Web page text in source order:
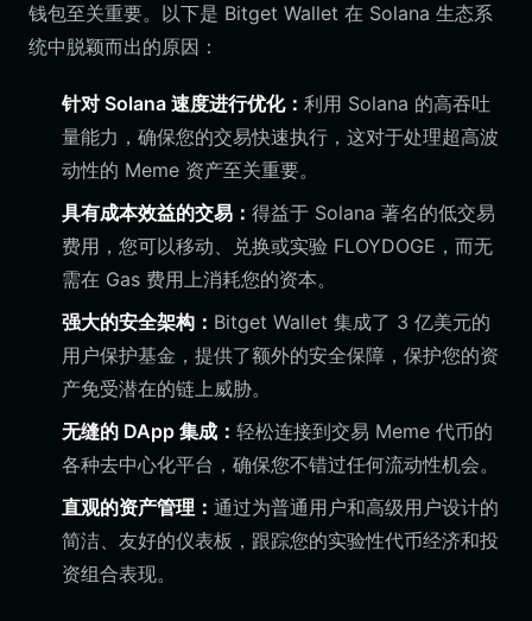
钱包至关重要。以下是 Bitget Wallet 在 Solana 生态系
统中脱颖而出的原因：
针对 Solana 速度进行优化： 利用 Solana 的高吞吐
量能力，确保您的交易快速执行，这对于处理超高波
动性的 Meme 资产至关重要。
具有成本效益的交易： 得益于 Solana 著名的低交易
费用，您可以移动、兑换或实验 FLOYDOGE，而无
需在 Gas 费用上消耗您的资本。
强大的安全架构： Bitget Wallet 集成了 3 亿美元的
用户保护基金，提供了额外的安全保障，保护您的资
产免受潜在的链上威胁。
无缝的 DApp 集成： 轻松连接到交易 Meme 代币的
各种去中心化平台，确保您不错过任何流动性机会。
直观的资产管理： 通过为普通用户和高级用户设计的
简洁、友好的仪表板，跟踪您的实验性代币经济和投
资组合表现。